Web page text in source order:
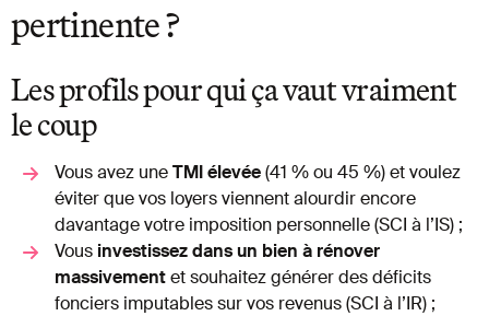
pertinente ?
Les profils pour qui ça vaut vraiment
le coup
Vous avez uneTMI élevée(41 % ou 45 %) et voulez
éviter que vos loyers viennent alourdir encore
davantage votre imposition personnelle (SCI à l’IS) ;
Vous investissez dans un bien à rénover
massivementet souhaitez générer des déficits
fonciers imputables sur vos revenus (SCI à l’IR) ;